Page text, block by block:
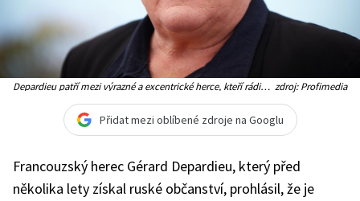
Depardieu patří mezi výrazné a excentrické herce, kteří rádi zdroj: Profimedia
Přidat mezi oblíbené zdroje na Googlu
Francouzský herec Gérard Depardieu, který před
několika lety získal ruské občanství, prohlásil, že je